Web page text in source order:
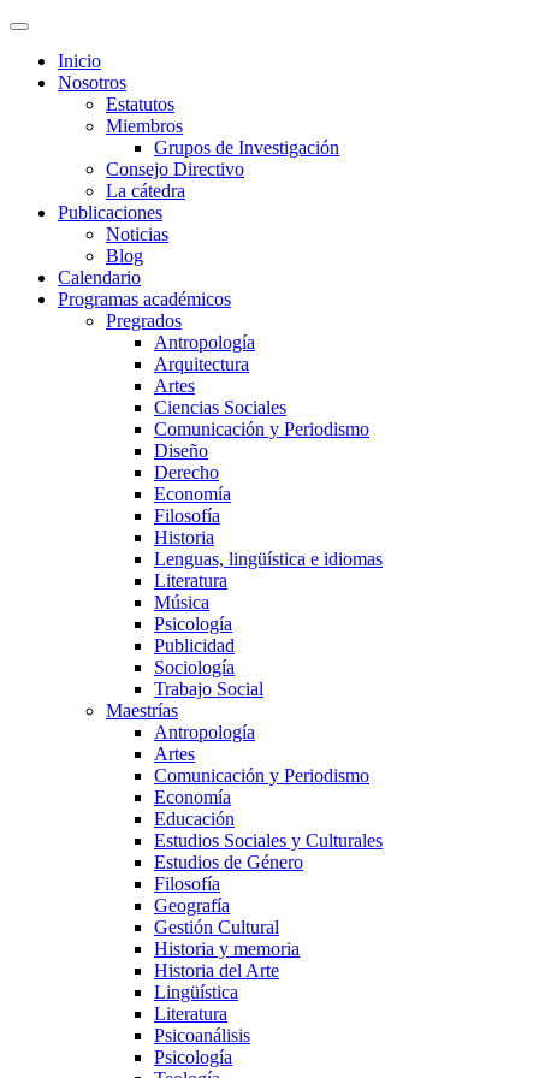
Inicio
Nosotros
Estatutos
Miembros
Grupos de Investigación
Consejo Directivo
La cátedra
Publicaciones
Noticias
Blog
Calendario
Programas académicos
Pregrados
Antropología
Arquitectura
Artes
Ciencias Sociales
Comunicación y Periodismo
Diseño
Derecho
Economía
Filosofía
Historia
Lenguas, lingüística e idiomas
Literatura
Música
Psicología
Publicidad
Sociología
Trabajo Social
Maestrías
Antropología
Artes
Comunicación y Periodismo
Economía
Educación
Estudios Sociales y Culturales
Estudios de Género
Filosofía
Geografía
Gestión Cultural
Historia y memoria
Historia del Arte
Lingüística
Literatura
Psicoanálisis
Psicología